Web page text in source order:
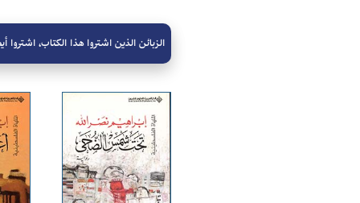
الزبائن الذين اشتروا هذا الكتاب، اشتروا